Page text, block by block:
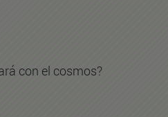
con el cosmos?